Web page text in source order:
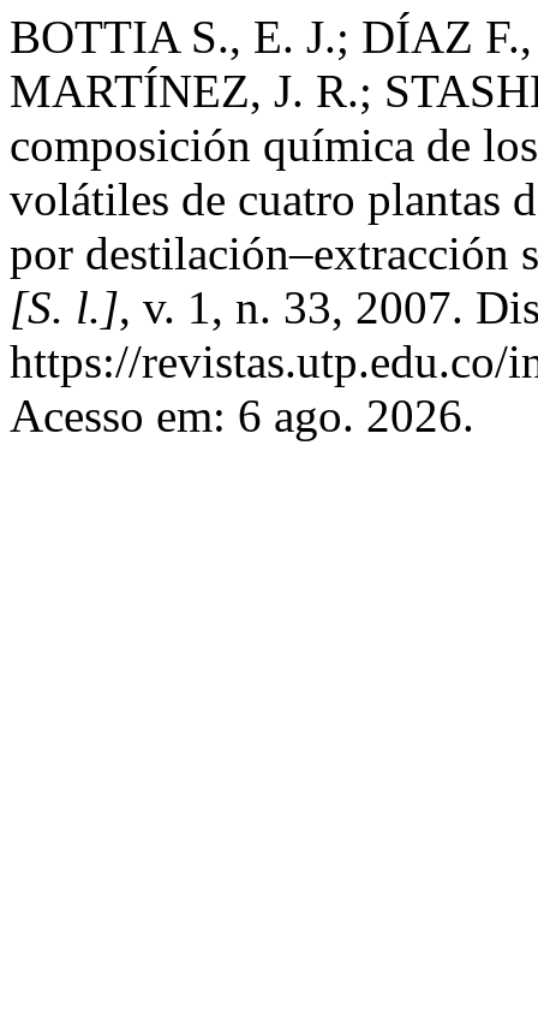
BOTTIA S., E. J.; DÍAZ
MARTÍNEZ, J. R.;
composición química de
volátiles de cuatro plantas
por destilación–extracción
[S. l.], v. 1, n. 33, 2007.
https://revistas.utp.edu.co/
Acesso em: 6 ago. 2026.